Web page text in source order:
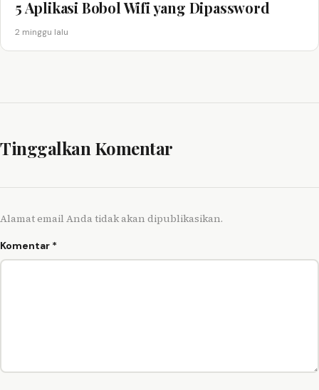
5 Aplikasi Bobol Wifi yang Dipassword
2 minggu lalu
Tinggalkan Komentar
Alamat email Anda tidak akan dipublikasikan.
Komentar *